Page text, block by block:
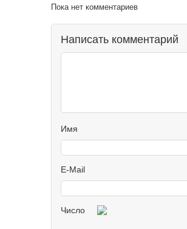
Пока нет комментариев
Написать комментарий
Имя
E-Mail
Число